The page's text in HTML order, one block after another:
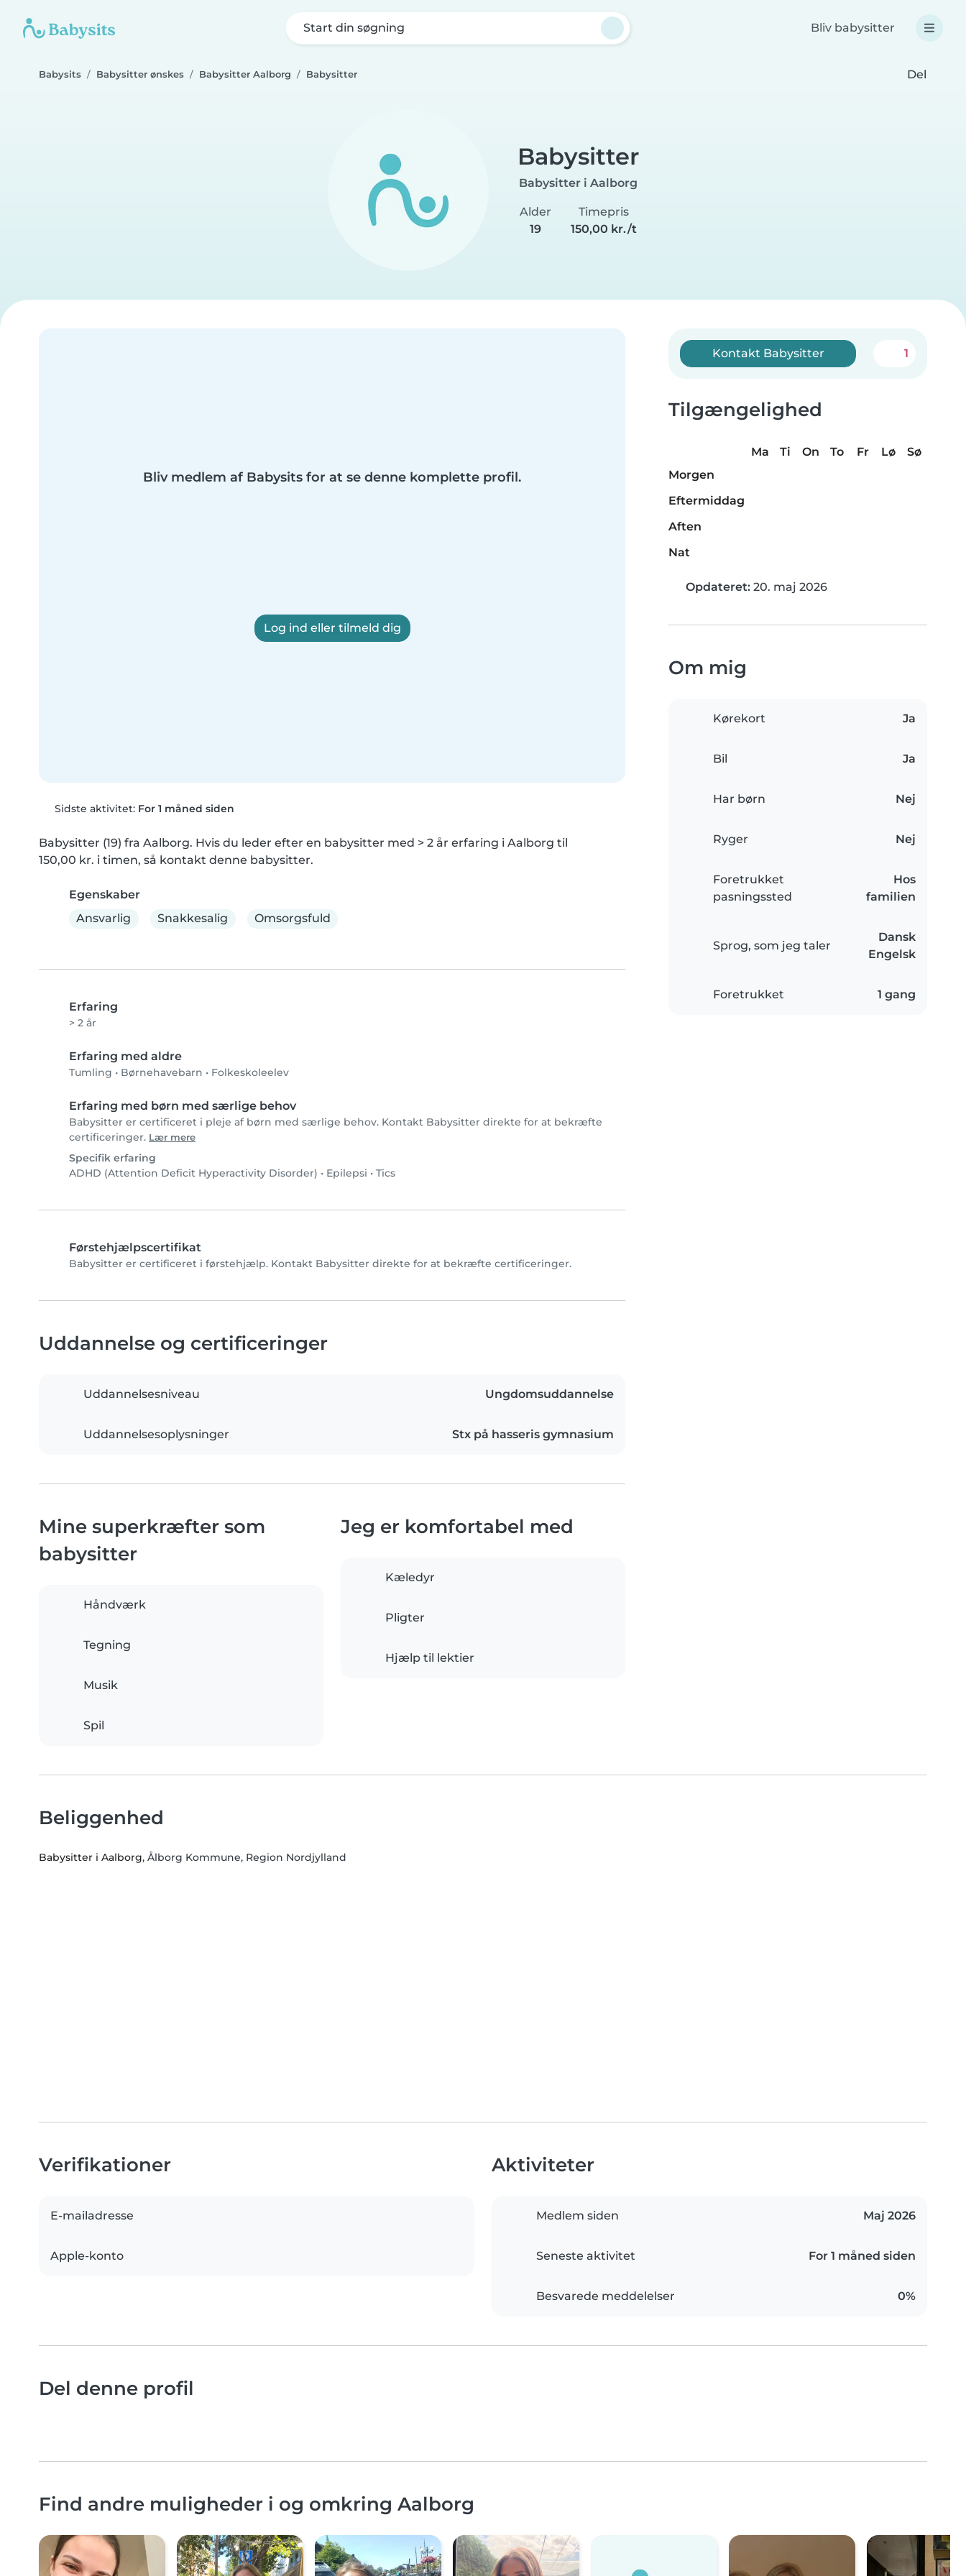
Start din søgning Bliv babysitter
Babysits Babysitter ønskes Babysitter Aalborg Babysitter Del
Babysitter
Babysitter i Aalborg
Alder
19
Timepris
150,00 kr./t
Bliv medlem af Babysits for at se denne komplette profil.
Log ind eller tilmeld dig
Sidste aktivitet: For 1 måned siden
Babysitter (19) fra Aalborg. Hvis du leder efter en babysitter med > 2 år erfaring i Aalborg til
150,00 kr. i timen, så kontakt denne babysitter.
Egenskaber
Ansvarlig
Snakkesalig Omsorgsfuld
Erfaring
> 2 år
Erfaring med aldre
Tumling • Børnehavebarn • Folkeskoleelev
Erfaring med børn med særlige behov
Babysitter er certificeret i pleje af børn med særlige behov. Kontakt Babysitter direkte for at bekræfte
certificeringer. Lær mere
Specifik erfaring
ADHD (Attention Deficit Hyperactivity Disorder) • Epilepsi • Tics
Førstehjælpscertifikat
Babysitter er certificeret i førstehjælp. Kontakt Babysitter direkte for at bekræfte certificeringer.
Kontakt Babysitter 1
Tilgængelighed
Ma Ti On To Fr Lø
Sø
Morgen
Eftermiddag
Aften
Nat
Opdateret: 20. maj 2026
Om mig
Kørekort Ja
Bil Ja
Har børn Nej
Ryger Nej
Foretrukket
pasningssted
Hos
familien
Sprog, som jeg taler
Dansk
Engelsk
Foretrukket 1 gang
Uddannelse og certificeringer
Uddannelsesniveau Ungdomsuddannelse
Uddannelsesoplysninger Stx på hasseris gymnasium
Mine superkræfter som
babysitter
Håndværk
Tegning
Musik
Spil
Jeg er komfortabel med
Kæledyr
Pligter
Hjælp til lektier
Beliggenhed
Babysitter i Aalborg, Ålborg Kommune, Region Nordjylland
Verifikationer
E-mailadresse
Apple-konto
Aktiviteter
Medlem siden Maj 2026
Seneste aktivitet For 1 måned siden
Besvarede meddelelser 0%
Del denne profil
Find andre muligheder i og omkring Aalborg